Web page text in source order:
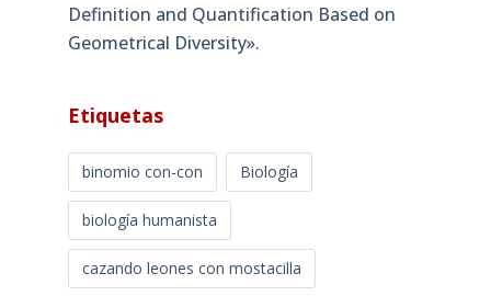
Definition and Quantification Based on
Geometrical Diversity»​.
Etiquetas
binomio con-con Biología
biología humanista
cazando leones con mostacilla